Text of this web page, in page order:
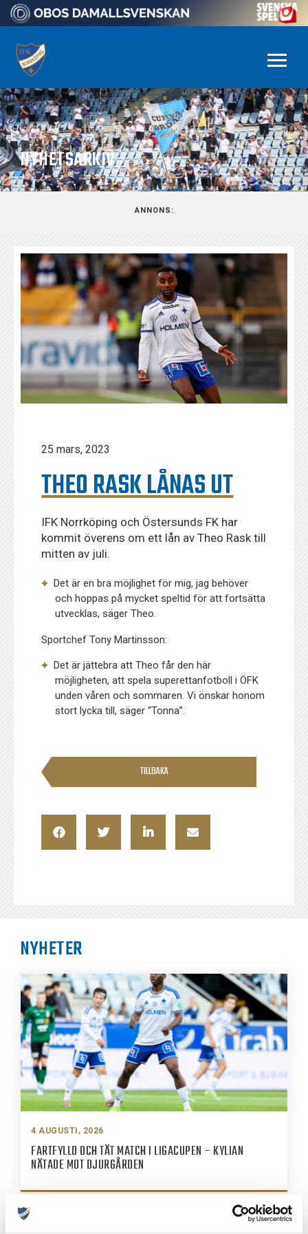
NYHETSARKIV
ANNONS:
25 mars, 2023
THEO RASK LÅNAS UT
IFK Norrköping och Östersunds FK har
kommit överens om ett lån av Theo Rask till
mitten av juli.
Det är en bra möjlighet för mig, jag behöver
och hoppas på mycket speltid för att fortsätta
utvecklas, säger Theo.
Sportchef Tony Martinsson:
Det är jättebra att Theo får den här
möjligheten, att spela superettanfotboll i ÖFK
unden våren och sommaren. Vi önskar honom
stort lycka till, säger “Tonna”.
TILLBAKA
NYHETER
4 AUGUSTI, 2026
FARTFYLLD OCH TÄT MATCH I LIGACUPEN – KYLIAN
NÄTADE MOT DJURGÅRDEN